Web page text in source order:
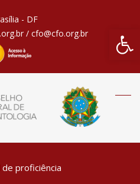
Barra
- DF
/ cfo@cfo.org.br
de proficiência